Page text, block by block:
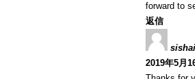
forward to
返信
2019年5月